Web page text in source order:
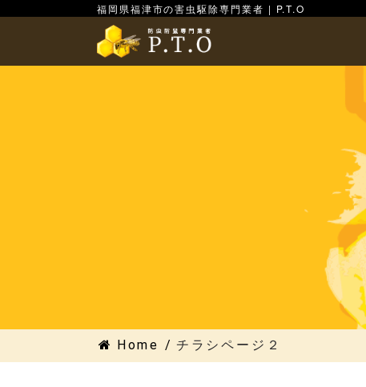
福岡県福津市の害虫駆除専門業者 | P.T.O
Home / チラシページ２